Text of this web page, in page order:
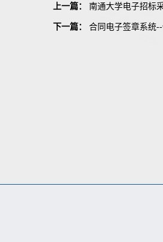
上一篇： 南通大学电子招标
下一篇： 合同电子签章系统